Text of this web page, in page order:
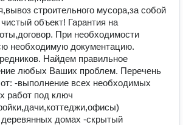
строительного мусора,за собой
объект! Гарантия на
При необходимости
необходимую документацию.
Найдем правильное
любых Ваших проблем. Перечень
-выполнение всех необходимых
работ под ключ
домах -скрытый